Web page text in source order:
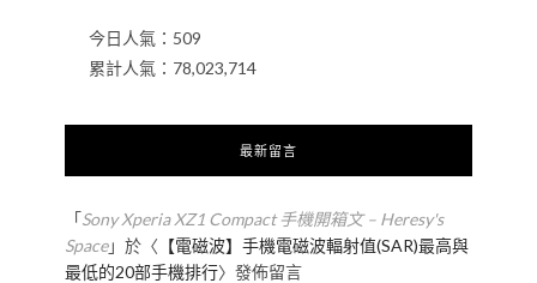
今日人氣： 509
累計人氣： 78,023,714
最新留言
「Sony Xperia XZ1 Compact 手機開箱文 – Heresy's
Space」於〈 【電磁波】手機電磁波輻射值(SAR)最高與
最低的20部手機排行〉發佈留言